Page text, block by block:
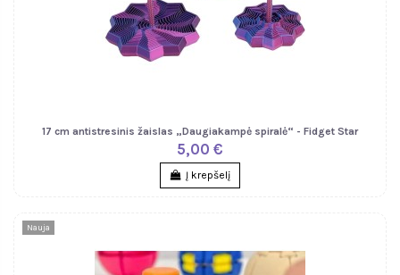
17 cm antistresinis žaislas „Daugiakampė spiralė“ - Fidget Star
5,00 €
Į krepšelį
Nauja